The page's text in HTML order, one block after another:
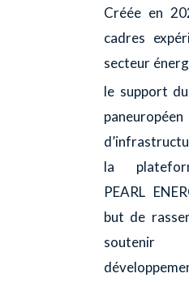
Créée en
cadres
secteur
le support
paneuropéen
la
PEARL
but de